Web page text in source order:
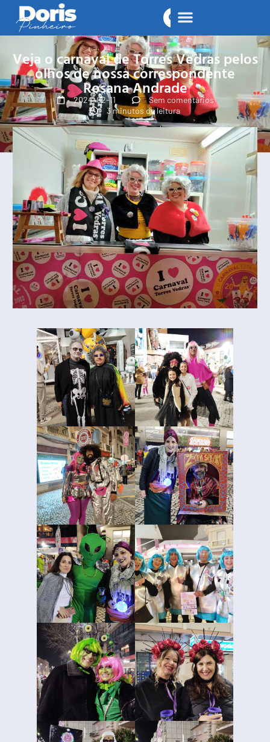
Veja o carnaval de Torres Vedras pelos
olhos de nossa correspondente
Rosana Andrade
2024-02-11
Sem comentários
3 minutos de leitura